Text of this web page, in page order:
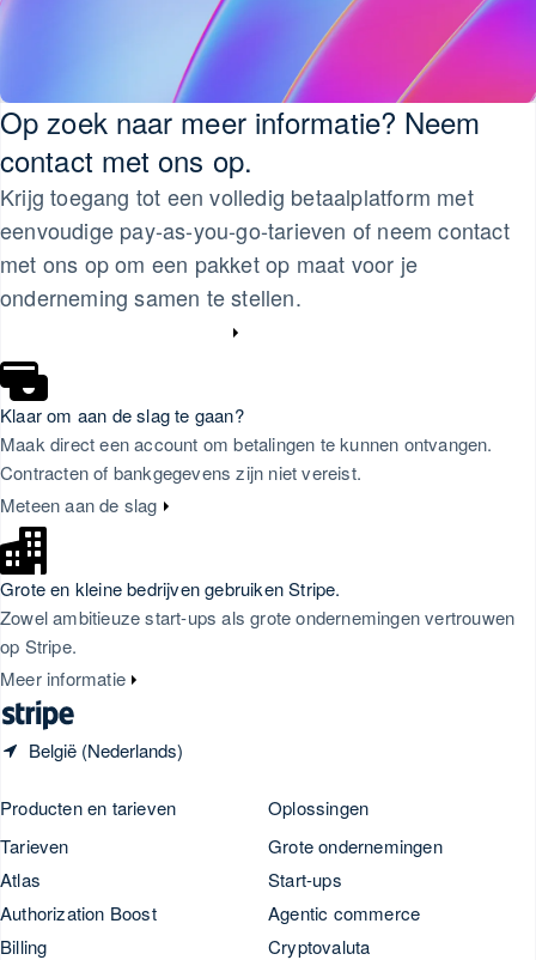
Op zoek naar meer informatie? Neem
contact met ons op.
Krijg toegang tot een volledig betaalplatform met
eenvoudige pay-as-you-go-tarieven of neem contact
met ons op om een pakket op maat voor je
onderneming samen te stellen.
Klaar om aan de slag te gaan?
Maak direct een account om betalingen te kunnen ontvangen.
Contracten of bankgegevens zijn niet vereist.
Meteen aan de slag
Grote en kleine bedrijven gebruiken Stripe.
Zowel ambitieuze start-ups als grote ondernemingen vertrouwen
op Stripe.
Meer informatie
België (Nederlands)
English
Singapore
English简体中文
Slovenië
EnglishItaliano
Slowakije
English
EspañolEnglish
ไทย
Tsjechië
English
Vasteland van China
简体中文English
Verenigd Koninkrijk
English
Verenigde Arabische Emiraten
English
Verenigde Staten
EnglishEspañol简体中文
Zweden
Svenska
Zwitserland
DeutschFrançais
Producten en tarieven
Tarieven
Atlas
Authorization Boost
Billing
Oplossingen
Grote ondernemingen
Start-ups
Agentic commerce
Cryptovaluta